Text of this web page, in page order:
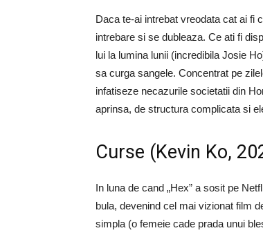
Daca te-ai intrebat vreodata cat ai fi
intrebare si se dubleaza. Ce ati fi
lui la lumina lunii (incredibila Josie
sa curga sangele. Concentrat pe
infatiseze necazurile societatii din
aprinsa, de structura complicata si
Curse (Kevin Ko,
In luna de cand „Hex” a sosit pe
bula, devenind cel mai vizionat film
simpla (o femeie cade prada unui